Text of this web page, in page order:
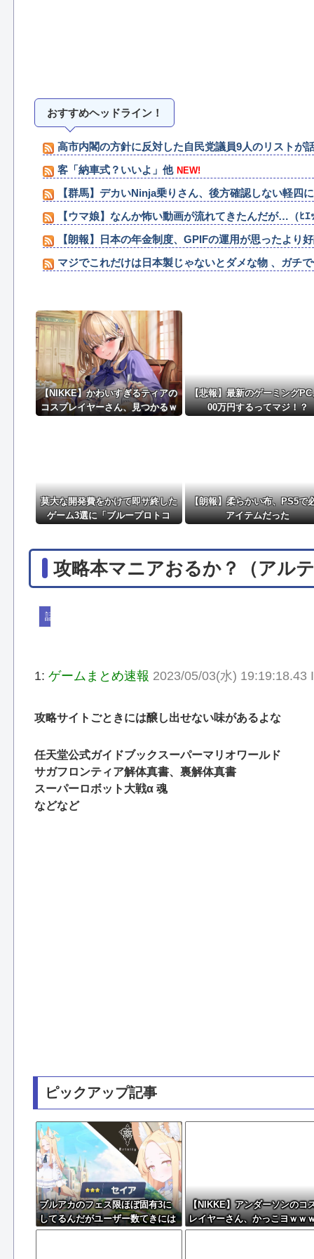
おすすめヘッドライン！
高市内閣の方針に反対した自民党議員9人のリストが
客「納車式？いいよ」他 NEW!
【群馬】デカいNinja乗りさん、後方確認しない軽四
【ウマ娘】なんか怖い動画が流れてきたんだが…（ﾋｴ
【朗報】日本の年金制度、GPIFの運用が思ったより
マジでこれだけは日本製じゃないとダメな物 、ガチ
【ウマ娘】日曜日のご機嫌な忠犬たち他
【画像】キャミィの最新フィギュア(約18万円)、ガチ
実際『ゼルダ 時オカ』→『風タク』の時の空気感を
【NIKKE】かわいすぎるティアの
コスプレイヤーさん、見つかるｗ
【悲報】最新のゲーミングPC
00万円するってマジ！？
莫大な開発費をかけて即サ終した
ゲーム3選に「ブループロトコ
【朗報】柔らかい布、PS5で
アイテムだった
攻略本マニアおるか？（アル
話題
1: ゲームまとめ速報 2023/05/03(水) 19:19:18.43
攻略サイトごときには醸し出せない味があるよな
任天堂公式ガイドブックスーパーマリオワールド
サガフロンティア解体真書、裏解体真書
スーパーロボット大戦α 魂
などなど
ピックアップ記事
ブルアカのフェス限ほぼ固有3に
してるんだがユーザー数てきには
どんなもん？
【NIKKE】アンダーソンのコ
レイヤーさん、かっこヨｗｗ
ｗｗ